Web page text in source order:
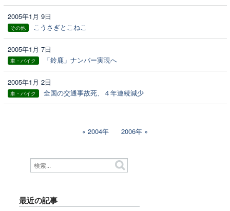
2005年1月 9日
その他 こうさぎとこねこ
2005年1月 7日
車・バイク 「鈴鹿」ナンバー実現へ
2005年1月 2日
車・バイク 全国の交通事故死、４年連続減少
2004年 2006年
最近の記事